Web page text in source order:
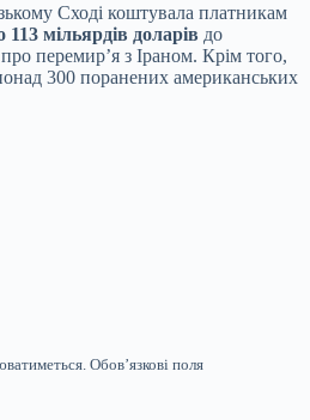
Сході коштувала платникам
113 мільярдів доларів до
перемир’я з Іраном. Крім того,
300 поранених американських
Обов’язкові поля